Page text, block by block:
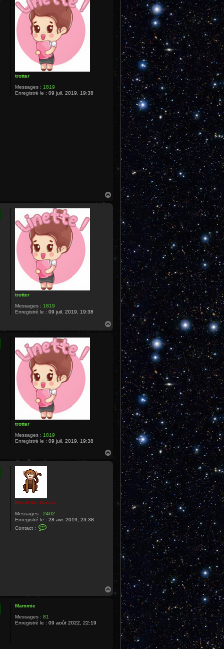
trotter
Messages : 1819
Enregistré le : 09 juil. 2019, 19:38
trotter
Messages : 1819
Enregistré le : 09 juil. 2019, 19:38
trotter
Messages : 1819
Enregistré le : 09 juil. 2019, 19:38
Roi of the Suisse
Messages : 2402
Enregistré le : 28 avr. 2019, 23:38
Contact :
o
h
e
a
Mammie
Messages : 81
Enregistré le : 09 août 2022, 22:19